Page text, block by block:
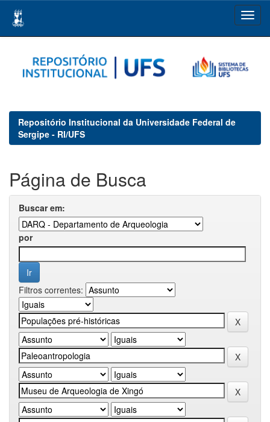
navigation
Repositório Institucional da Universidade Federal de
Sergipe - RI/UFS
Página de Busca
Buscar em:
por
Filtros correntes: